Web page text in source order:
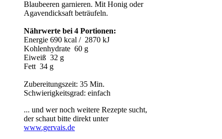
Blaubeeren garnieren. Mit Honig oder
Agavendicksaft beträufeln.
Nährwerte bei 4 Portionen:
Energie 690 kcal / 2870 kJ
Kohlenhydrate 60 g
Eiweiß 32 g
Fett 34 g
Zubereitungszeit: 35 Min.
Schwierigkeitsgrad: einfach
... und wer noch weitere Rezepte sucht,
der schaut bitte direkt unter
www.gervais.de